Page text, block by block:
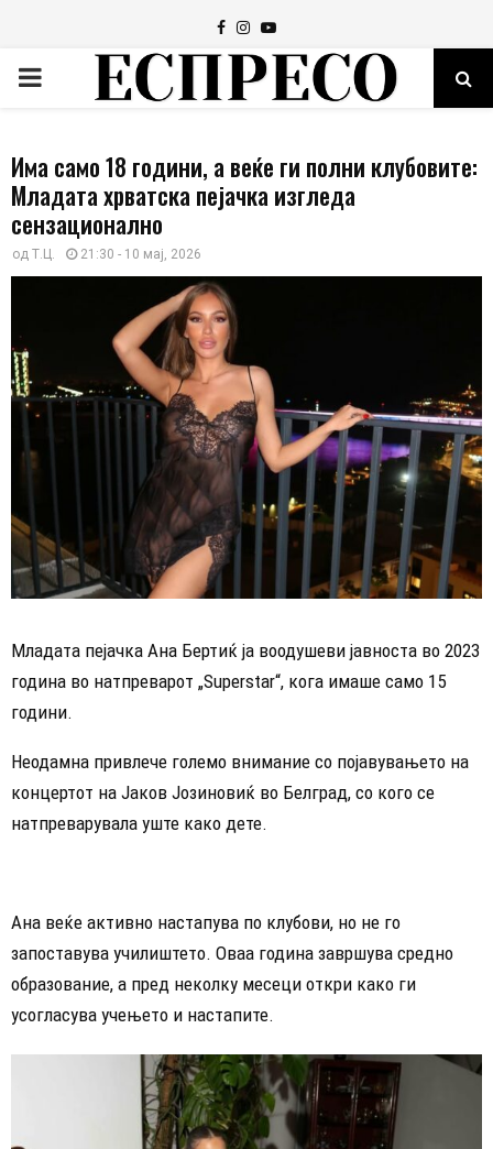
Facebook
Instagram
Youtube
PRIMARY
Има само 18 години, а веќе ги полни клубовите:
Младата хрватска пејачка изгледа
сензационално
од Т.Ц. 21:30 - 10 мај, 2026
Младата пејачка Ана Бертиќ ја воодушеви јавноста во 2023
година во натпреварот „Superstar“, кога имаше само 15
години.
Неодамна привлече големо внимание со појавувањето на
концертот на Јаков Јозиновиќ во Белград, со кого се
натпреварувала уште како дете.
Ана веќе активно настапува по клубови, но не го
запоставува училиштето. Оваа година завршува средно
образование, а пред неколку месеци откри како ги
усогласува учењето и настапите.